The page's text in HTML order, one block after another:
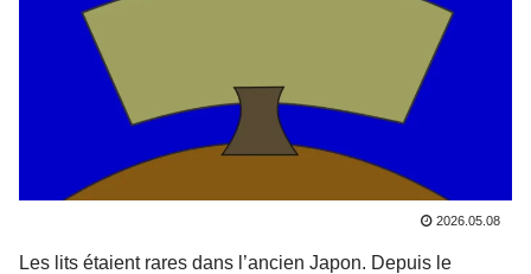
2026.05.08
Les lits étaient rares dans l’ancien Japon. Depuis le